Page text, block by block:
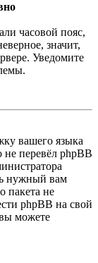
часовой пояс,
значит,
Уведомите
вашего языка
перевёл phpBB
нужный вам
пакета не
phpBB на свой
можете